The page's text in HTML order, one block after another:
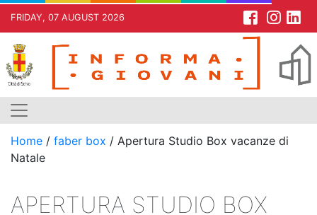
FRIDAY, 07 AUGUST 2026
Skip
content
Home / faber box / Apertura Studio Box vacanze di
Natale
APERTURA STUDIO BOX